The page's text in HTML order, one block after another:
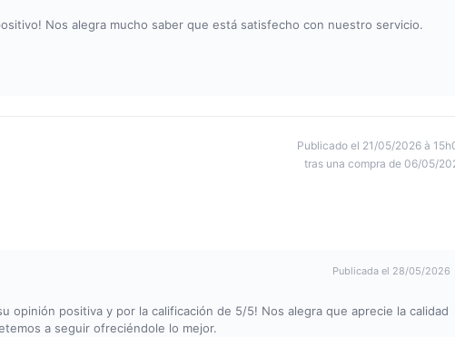
Nos alegra mucho saber que está satisfecho con nuestro servicio.
Publicado el 21/05/2026 à
tras una compra de 06/05/
Publicada el 28/05/2026
opinión positiva y por la calificación de 5/5! Nos alegra que aprecie la calidad
a seguir ofreciéndole lo mejor.